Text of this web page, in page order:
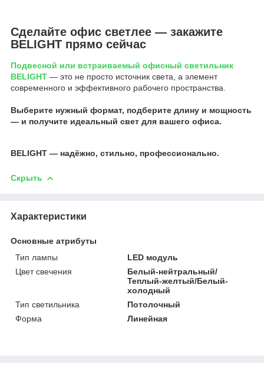
Сделайте офис светлее — закажите
BELIGHT прямо сейчас
Подвесной или встраиваемый офисный светильник
BELIGHT — это не просто источник света, а элемент
современного и эффективного рабочего пространства.
Выберите нужный формат, подберите длину и мощность
— и получите идеальный свет для вашего офиса.
BELIGHT — надёжно, стильно, профессионально.
Скрыть
Характеристики
Основные атрибуты
Тип лампы
LED модуль
Цвет свечения
Белый-нейтральный/
Теплый-желтый/Белый-
холодный
Тип светильника
Потолочный
Форма
Линейная